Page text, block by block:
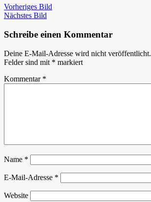
Vorheriges Bild
Nächstes Bild
Schreibe einen Kommentar
Deine E-Mail-Adresse wird nicht veröffentlicht.
Felder sind mit * markiert
Kommentar *
Name *
E-Mail-Adresse *
Website